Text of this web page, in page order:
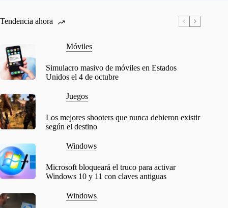
Tendencia ahora
Móviles
Simulacro masivo de móviles en Estados
Unidos el 4 de octubre
Juegos
Los mejores shooters que nunca debieron existir
según el destino
Windows
Microsoft bloqueará el truco para activar
Windows 10 y 11 con claves antiguas
Windows